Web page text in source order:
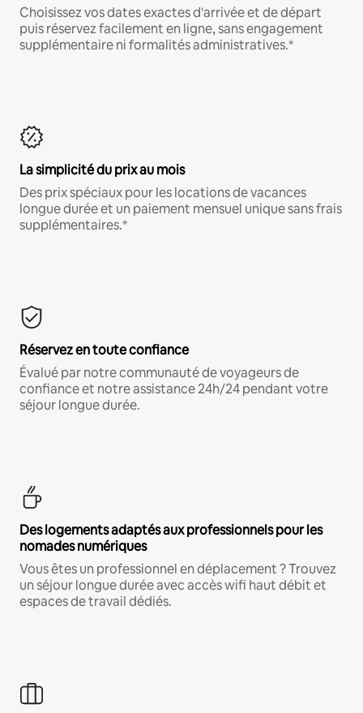
Choisissez vos dates exactes d'arrivée et de départ
puis réservez facilement en ligne, sans engagement
supplémentaire ni formalités administratives.*
La simplicité du prix au mois
Des prix spéciaux pour les locations de vacances
longue durée et un paiement mensuel unique sans frais
supplémentaires.*
Réservez en toute confiance
Évalué par notre communauté de voyageurs de
confiance et notre assistance 24h/24 pendant votre
séjour longue durée.
Des logements adaptés aux professionnels pour les
nomades numériques
Vous êtes un professionnel en déplacement ? Trouvez
un séjour longue durée avec accès wifi haut débit et
espaces de travail dédiés.